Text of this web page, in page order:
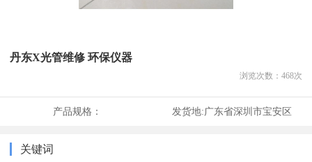
丹东X光管维修 环保仪器
浏览次数： 468次
产品规格： 发货地:广东省深圳市宝安区
关键词